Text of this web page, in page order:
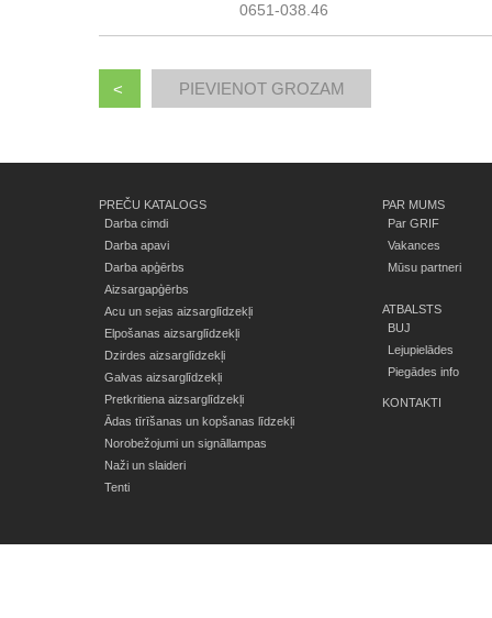
0651-038.46
<
PREČU KATALOGS
Darba cimdi
Darba apavi
Darba apģērbs
Aizsargapģērbs
Acu un sejas aizsarglīdzekļi
Elpošanas aizsarglīdzekļi
Dzirdes aizsarglīdzekļi
Galvas aizsarglīdzekļi
Pretkritiena aizsarglīdzekļi
Ādas tīrīšanas un kopšanas līdzekļi
Norobežojumi un signāllampas
Naži un slaideri
Tenti
PAR MUMS
Par GRIF
Vakances
Mūsu partneri
ATBALSTS
BUJ
Lejupielādes
Piegādes info
KONTAKTI